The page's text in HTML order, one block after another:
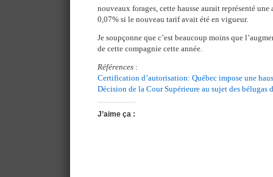
nouveaux forages, cette hausse aurait représenté
0,07% si le nouveau tarif avait été en vigueur.
Je soupçonne que c’est beaucoup moins que
de cette compagnie cette année.
Références :
Certification d’autorisation: Québec impose une
Décision de la Cour Supérieure au sujet des bélugas
J’aime ça :